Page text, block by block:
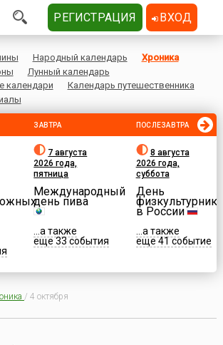
Народный календарь
Хроника
Лунный календарь
календари
Календарь путешественника
ЗАВТРА
7 августа
2026 года,
пятница
Международный
день пива
...а также
еще 33 события
ПОСЛЕЗАВТРА
8 августа
2026 года,
суббота
День
физкультурника
в России
...а также
еще 41 событие
/ 4 октября
РЕГИСТРАЦИЯ ВХОД